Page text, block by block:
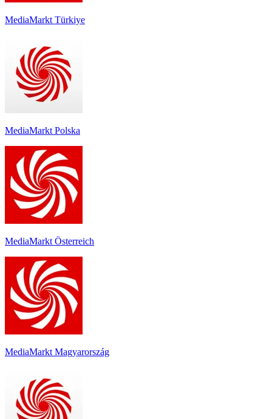
MediaMarkt Türkiye
MediaMarkt Polska
MediaMarkt Österreich
MediaMarkt Magyarország